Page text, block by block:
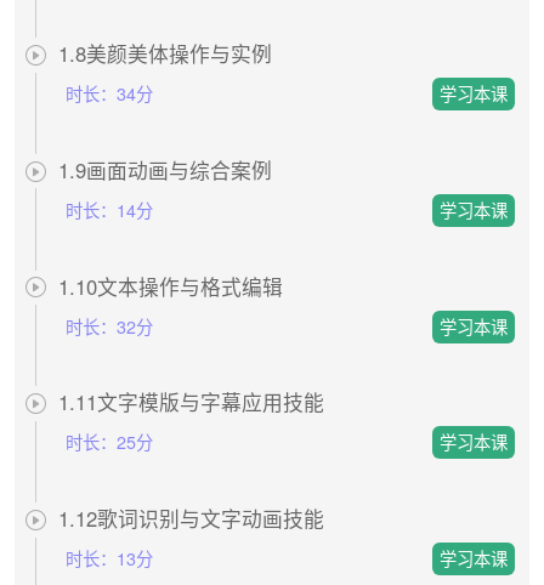
1.8美颜美体操作与实例
时长： 34分
1.9画面动画与综合案例
时长： 14分
1.10文本操作与格式编辑
时长： 32分
1.11文字模版与字幕应用技能
时长： 25分
1.12歌词识别与文字动画技能
时长： 13分